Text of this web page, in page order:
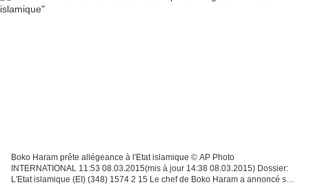
Boko Haram prête allégeance à l'Etat islamique © AP Photo
INTERNATIONAL 11:53 08.03.2015(mis à jour 14:38 08.03.2015) Dossier:
L'Etat islamique (EI) (348) 1574 2 15 Le chef de Boko Haram a annoncé son